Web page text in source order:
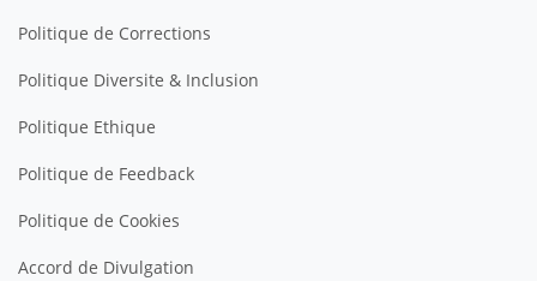
Politique de Corrections
Politique Diversite & Inclusion
Politique Ethique
Politique de Feedback
Politique de Cookies
Accord de Divulgation